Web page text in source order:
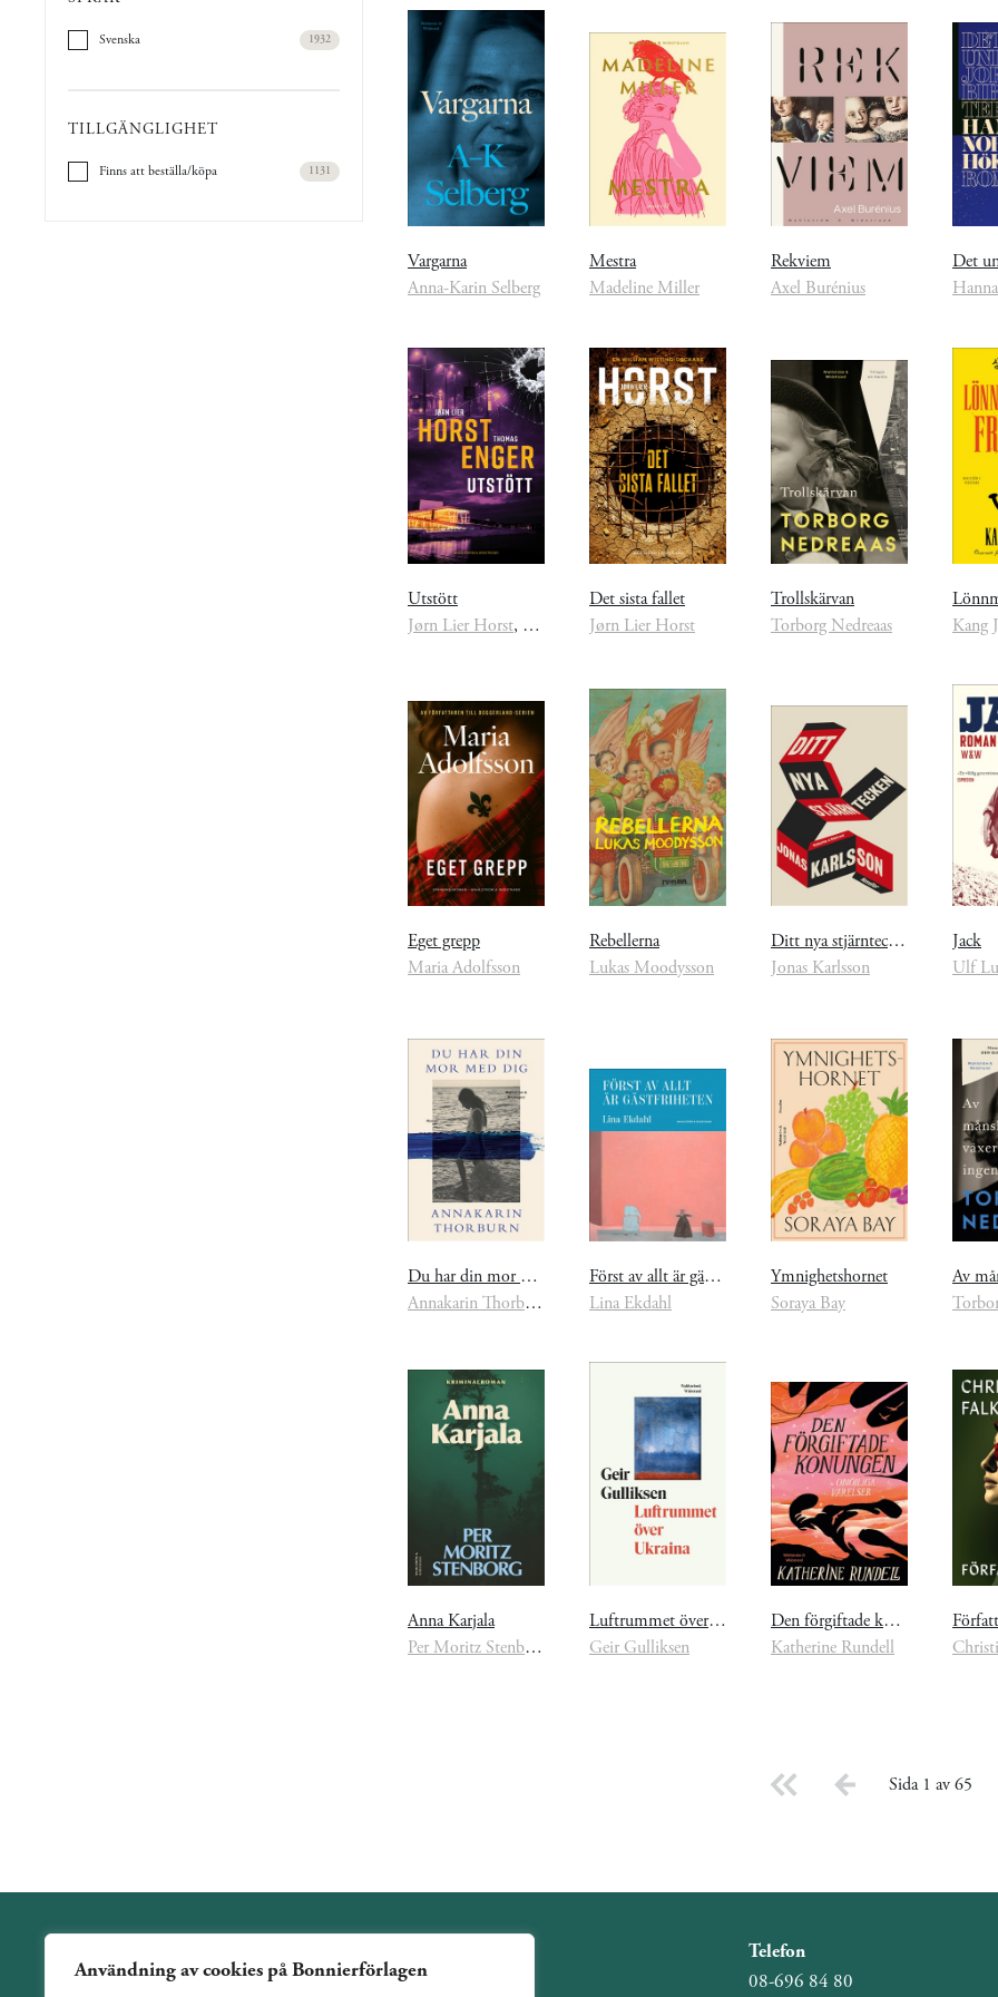
Användning av cookies på Bonnierförlagen
Svenska 1932
TILLGÄNGLIGHET
Finns att beställa/köpa 1131
Vargarna
Anna-Karin Selberg
Mestra
Madeline Miller
Rekviem
Axel Burénius
Utstött
Jørn Lier Horst, Thomas Enger
Det sista fallet
Jørn Lier Horst
Trollskärvan
Torborg Nedreaas
Kang
Eget grepp
Maria Adolfsson
Rebellerna
Lukas Moodysson
Ditt nya stjärntecken
Jonas Karlsson
Jack
Ulf
Du har din mor med dig
Annakarin Thorburn
Först av allt är gästfriheten
Lina Ekdahl
Ymnighetshornet
Soraya Bay
Anna Karjala
Per Moritz Stenborg
Luftrummet över Ukraina
Geir Gulliksen
Den förgiftade konungen
Katherine Rundell
Sida 1 av 65
Telefon
08-696 84 80